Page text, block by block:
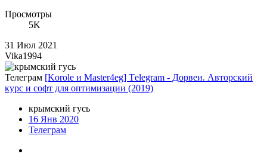
Просмотры
5K
31 Июл 2021
Vika1994
Телеграм [Korole и Master4eg] Тelegram - Дорвеи. Авторский
курс и софт для оптимизации (2019)
крымский гусь
16 Янв 2020
Телеграм